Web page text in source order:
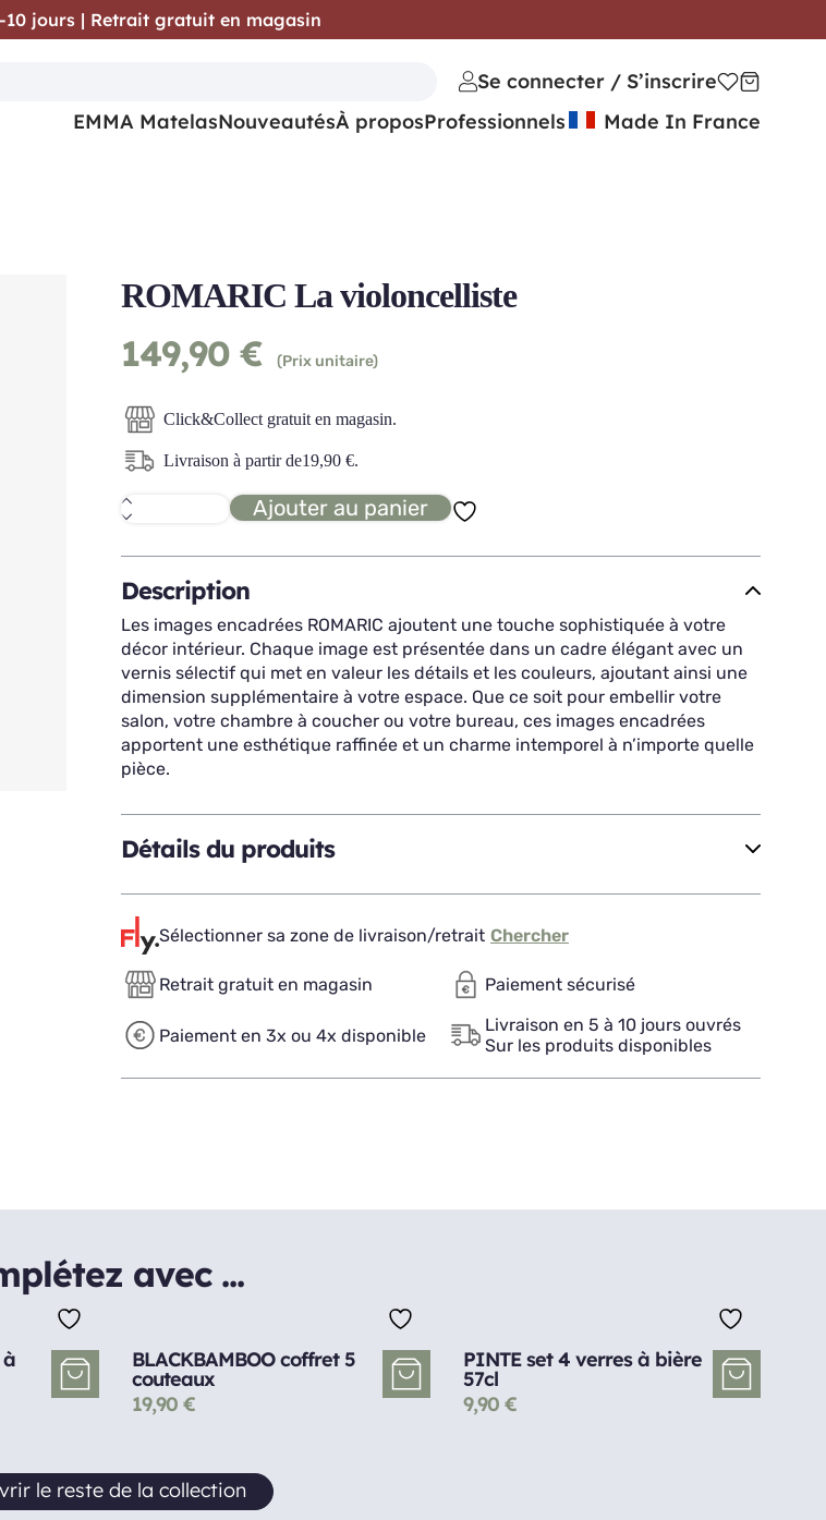
ROMARIC La violoncelliste
149,90 € (Prix unitaire)
Click&Collect gratuit en magasin.
Livraison à partir de19,90 €.
quantité
de
La
violoncelliste
Ajouter au panier
Description
Les images encadrées ROMARIC ajoutent une touche sophistiquée à votre
décor intérieur. Chaque image est présentée dans un cadre élégant avec un
vernis sélectif qui met en valeur les détails et les couleurs, ajoutant ainsi une
dimension supplémentaire à votre espace. Que ce soit pour embellir votre
salon, votre chambre à coucher ou votre bureau, ces images encadrées
apportent une esthétique raffinée et un charme intemporel à n’importe quelle
pièce.
Détails du produits
Sélectionner sa zone de livraison/retrait Chercher
Retrait gratuit en magasin Paiement sécurisé
Paiement en 3x ou 4x disponible
Livraison en 5 à 10 jours ouvrés
Sur les produits disponibles
avec ...
BLACKBAMBOO coffret 5
couteaux
19,90 €
PINTE set 4 verres à bière
57cl
9,90 €
le reste de la collection
10 jours | Retrait gratuit en magasin
Se connecter / S’inscrire
EMMA MatelasNouveautésÀ proposProfessionnels Made In France